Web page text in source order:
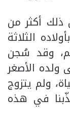
أكثر من
الثلاثة
وقد سُجن
ولده الأصغر
ولم يتزوج
في هذه